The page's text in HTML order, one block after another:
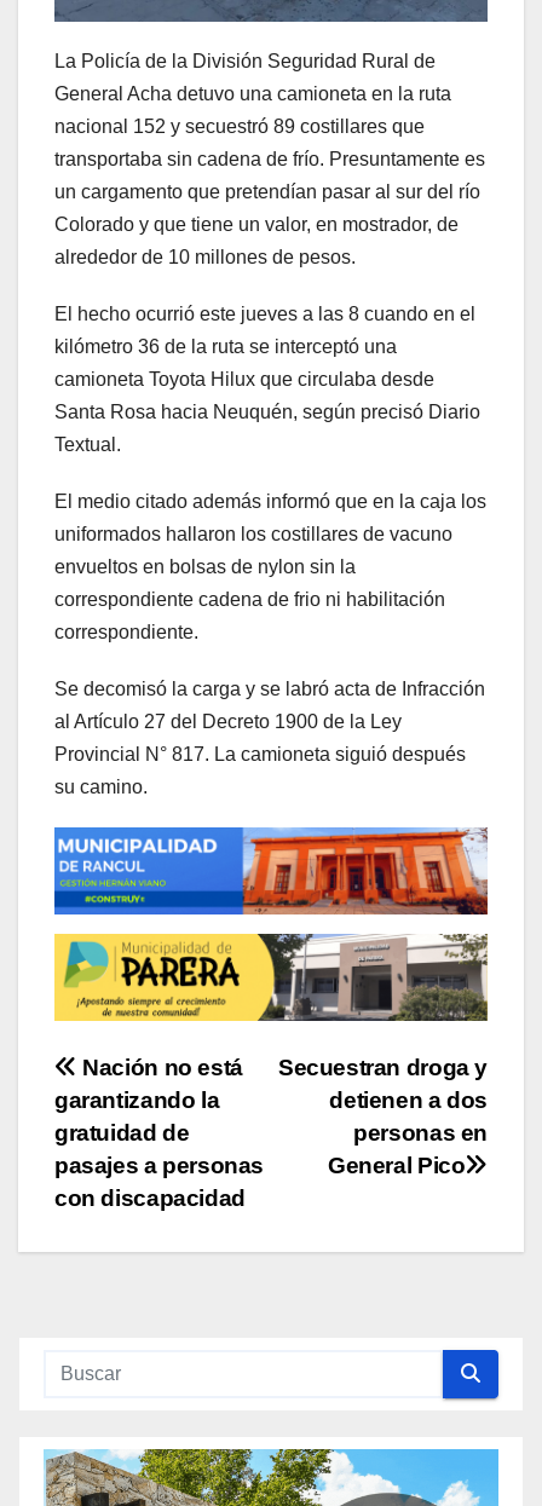
La Policía de la División Seguridad Rural de
General Acha detuvo una camioneta en la ruta
nacional 152 y secuestró 89 costillares que
transportaba sin cadena de frío. Presuntamente es
un cargamento que pretendían pasar al sur del río
Colorado y que tiene un valor, en mostrador, de
alrededor de 10 millones de pesos.
El hecho ocurrió este jueves a las 8 cuando en el
kilómetro 36 de la ruta se interceptó una
camioneta Toyota Hilux que circulaba desde
Santa Rosa hacia Neuquén, según precisó Diario
Textual.
El medio citado además informó que en la caja los
uniformados hallaron los costillares de vacuno
envueltos en bolsas de nylon sin la
correspondiente cadena de frio ni habilitación
correspondiente.
Se decomisó la carga y se labró acta de Infracción
al Artículo 27 del Decreto 1900 de la Ley
Provincial N° 817. La camioneta siguió después
su camino.
Navegación
de
entradas
Secuestran droga y
detienen a dos
personas en
General Pico
Nación no está
garantizando la
gratuidad de
pasajes a personas
con discapacidad